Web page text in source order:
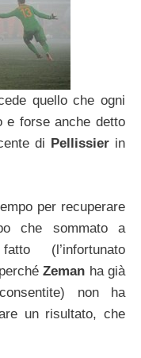
quello che ogni
forse anche detto
di Pellissierin
per recuperare
che sommato a
(l’infortunato
Zeman ha già
non ha
un risultato, che